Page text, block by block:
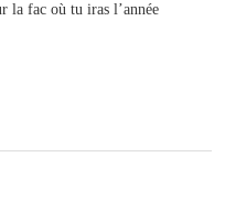
la fac où tu iras l’année